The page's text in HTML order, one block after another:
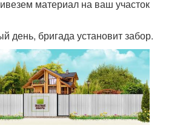
материал на ваш участок
день, бригада установит забор.